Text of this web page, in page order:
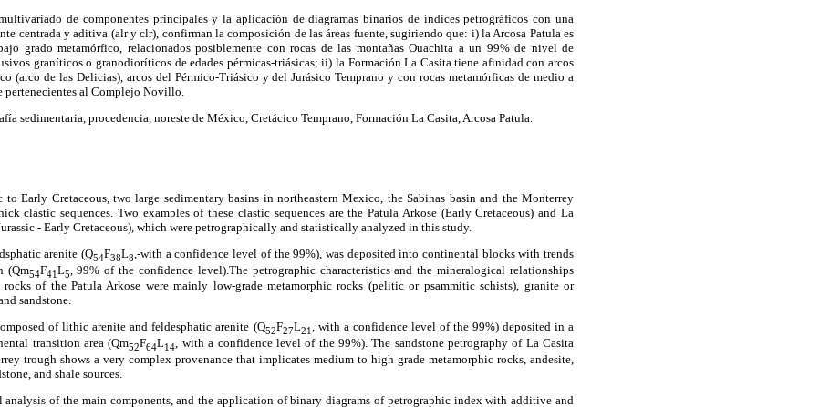
de componentes principales y la aplicación de diagramas binarios de índices petrográficos con una
centrada y aditiva (alr y clr), confirman la composición de las áreas fuente, sugiriendo que: i) la Arcosa Patula es
grado metamórfico, relacionados posiblemente con rocas de las montañas Ouachita a un 99% de nivel de
graníticos o granodioríticos de edades pérmicas-triásicas; ii) la Formación La Casita tiene afinidad con arcos
(arco de las Delicias), arcos del Pérmico-Triásico y del Jurásico Temprano y con rocas metamórficas de medio a
pertenecientes al Complejo Novillo.
sedimentaria, procedencia, noreste de México, Cretácico Temprano, Formación La Casita, Arcosa Patula.
to Early Cretaceous, two large sedimentary basins in northeastern Mexico, the Sabinas basin and the Monterrey
clastic sequences. Two examples of these clastic sequences are the Patula Arkose (Early Cretaceous) and La
- Early Cretaceous), which were petrographically and statistically analyzed in this study.
arenite (Q54F38L8,-with a confidence level of the 99%), was deposited into continental blocks with trends
(Qm54F41L5
, 99% of the confidence level).The petrographic characteristics and the mineralogical relationships
rocks of the Patula Arkose were mainly low-grade metamorphic rocks (pelitic or psammitic schists), granite or
sandstone.
of lithic arenite and feldesphatic arenite (Q52F27L21, with a confidence level of the 99%) deposited in a
transition area (Qm52F64L14, with a confidence level of the 99%). The sandstone petrography of La Casita
trough shows a very complex provenance that implicates medium to high grade metamorphic rocks, andesite,
and shale sources.
of the main components, and the application of binary diagrams of petrographic index with additive and